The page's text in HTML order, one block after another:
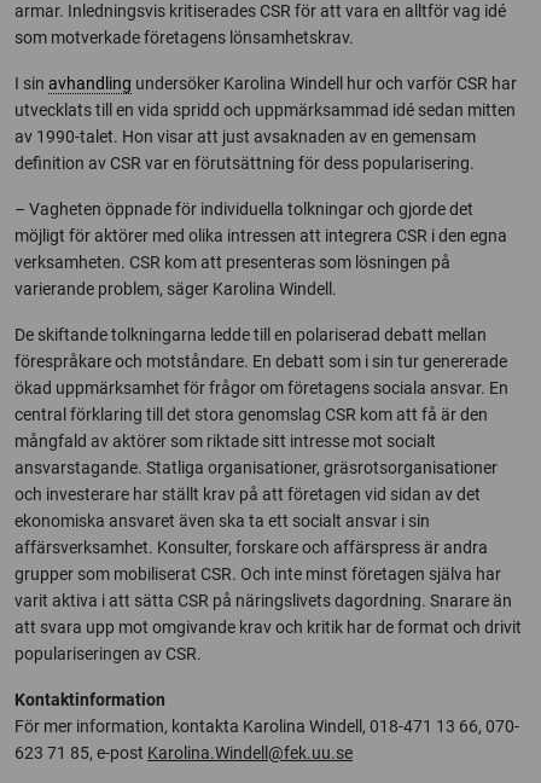
armar. Inledningsvis kritiserades CSR för att vara en alltför vag idé
som motverkade företagens lönsamhetskrav.
I sin avhandling undersöker Karolina Windell hur och varför CSR har
utvecklats till en vida spridd och uppmärksammad idé sedan mitten
av 1990-talet. Hon visar att just avsaknaden av en gemensam
definition av CSR var en förutsättning för dess popularisering.
– Vagheten öppnade för individuella tolkningar och gjorde det
möjligt för aktörer med olika intressen att integrera CSR i den egna
verksamheten. CSR kom att presenteras som lösningen på
varierande problem, säger Karolina Windell.
De skiftande tolkningarna ledde till en polariserad debatt mellan
förespråkare och motståndare. En debatt som i sin tur genererade
ökad uppmärksamhet för frågor om företagens sociala ansvar. En
central förklaring till det stora genomslag CSR kom att få är den
mångfald av aktörer som riktade sitt intresse mot socialt
ansvarstagande. Statliga organisationer, gräsrotsorganisationer
och investerare har ställt krav på att företagen vid sidan av det
ekonomiska ansvaret även ska ta ett socialt ansvar i sin
affärsverksamhet. Konsulter, forskare och affärspress är andra
grupper som mobiliserat CSR. Och inte minst företagen själva har
varit aktiva i att sätta CSR på näringslivets dagordning. Snarare än
att svara upp mot omgivande krav och kritik har de format och drivit
populariseringen av CSR.
Kontaktinformation
För mer information, kontakta Karolina Windell, 018-471 13 66, 070-
623 71 85, e-post Karolina.Windell@fek.uu.se